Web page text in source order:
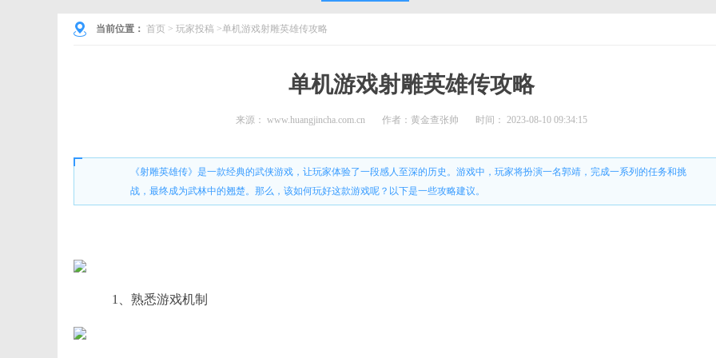
当前位置： 首页 > 玩家投稿 >单机游戏射雕英雄传攻略
单机游戏射雕英雄传攻略
来源： www.huangjincha.com.cn 作者：黄金查张帅 时间： 2023-08-10 09:34:15
《射雕英雄传》是一款经典的武侠游戏，让玩家体验了一段感人至深的历史。游戏中，玩家将扮演一名郭靖，完成一系列的任务和挑
战，最终成为武林中的翘楚。那么，该如何玩好这款游戏呢？以下是一些攻略建议。
1、熟悉游戏机制